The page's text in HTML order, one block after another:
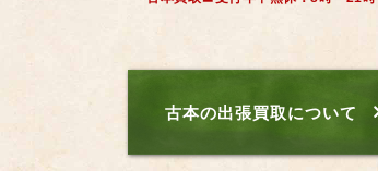
古本の出張買取について